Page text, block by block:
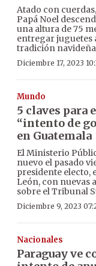
Atado con
Papá Noel
una altura de 75
entregar juguetes
tradición
Diciembre 17, 2023
Mundo
5 claves para
“intento de
en Guatemala
El Ministerio
nuevo el pasado
presidente electo,
León, con nuevas
sobre el Tribunal
Diciembre 9, 2023
Nacionales
Paraguay ve